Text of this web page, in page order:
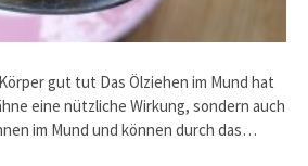
gut tut Das Ölziehen im Mund hat
eine nützliche Wirkung, sondern auch
im Mund und können durch das…